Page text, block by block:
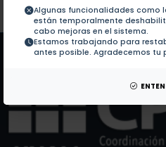
Algunas funcionalidades como
están temporalmente
cabo mejoras en el sistema.
Estamos trabajando para
antes posible. Agradecemos tu
Colaboraciones en Tesis:
Patentes: No hay patentes